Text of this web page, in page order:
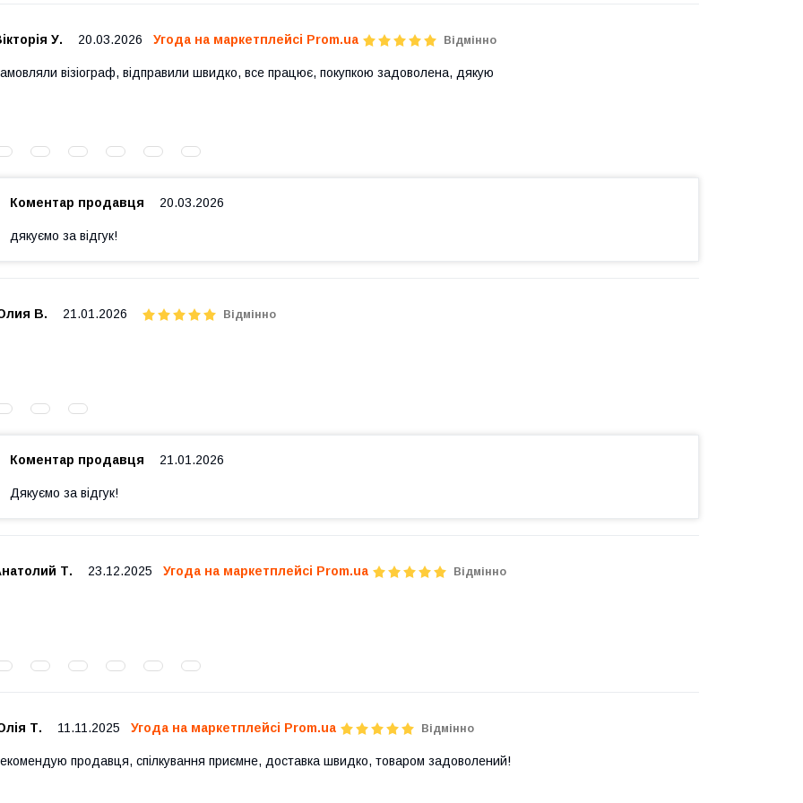
У. 20.03.2026 Угода на маркетплейсі Prom.ua Відмінно
візіограф, відправили швидко, все працює, покупкою задоволена, дякую
Коментар продавця 20.03.2026
дякуємо за відгук!
В. 21.01.2026 Відмінно
Коментар продавця 21.01.2026
Дякуємо за відгук!
Т. 23.12.2025 Угода на маркетплейсі Prom.ua Відмінно
Т. 11.11.2025 Угода на маркетплейсі Prom.ua Відмінно
продавця, спілкування приємне, доставка швидко, товаром задоволений!